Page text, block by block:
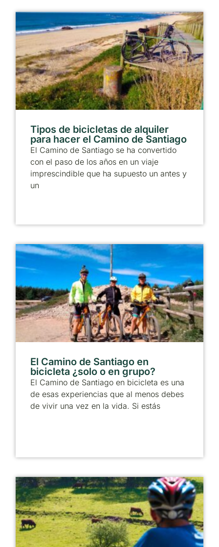
Tipos de bicicletas de alquiler
para hacer el Camino de Santiago
El Camino de Santiago se ha convertido
con el paso de los años en un viaje
imprescindible que ha supuesto un antes y
un
El Camino de Santiago en
bicicleta ¿solo o en grupo?
El Camino de Santiago en bicicleta es una
de esas experiencias que al menos debes
de vivir una vez en la vida. Si estás